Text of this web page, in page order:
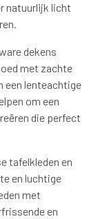
natuurlijk licht
dekens
met zachte
een lenteachtige
om een
die perfect
tafelkleden en
en luchtige
met
en